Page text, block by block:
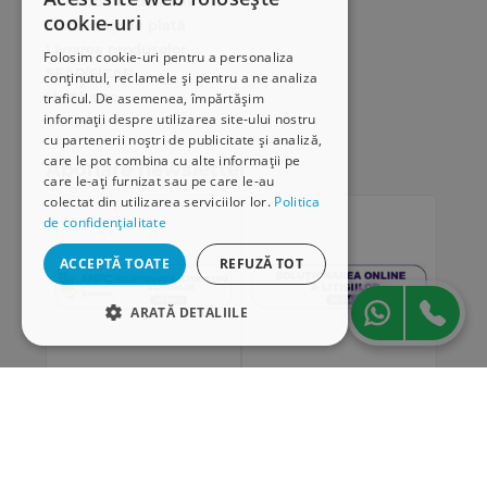
cookie-uri
Folosim cookie-uri pentru a personaliza
conținutul, reclamele și pentru a ne analiza
traficul. De asemenea, împărtășim
informații despre utilizarea site-ului nostru
cu partenerii noștri de publicitate și analiză,
care le pot combina cu alte informații pe
care le-ați furnizat sau pe care le-au
colectat din utilizarea serviciilor lor. Politica
de confidențialitate
ACCEPTĂ TOATE REFUZĂ TOT
ARATĂ DETALIILE
Modalități de plată
Livrarea produselor
SEAP/SICAP
Hartă site
Cariere
Abonare newsletter